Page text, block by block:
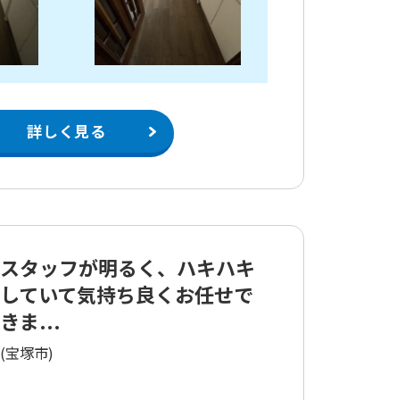
詳しく見る
スタッフが明るく、ハキハキ
していて気持ち良くお任せで
きま...
(宝塚市)